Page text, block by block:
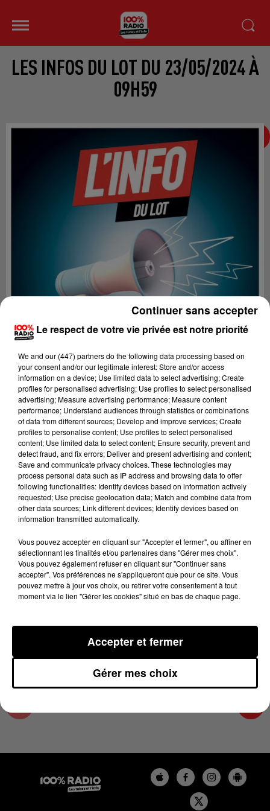
LES INFOS DU LOT DU 23/05/2024 À
09H59
Lecture (2 min 22 sec)
100%
100% Radio les infos du Lot
23 mai 2024 - 2 min 22 sec
LES INFOS DU LOT DU 23/05/2024 À 09H59
23/05/2024
Le respect de votre vie privée est notre priorité
We and our (447) partnersdo the following data processing based on
your consent and/or our legitimate interest: Store and/or access
information on a device; Use limited data to select advertising; Create
profiles for personalised advertising; Use profiles to select personalised
advertising; Measure advertising performance; Measure content
performance; Understand audiences through statistics or combinations
of data from different sources; Develop and improve services; Create
profiles to personalise content; Use profiles to select personalised
content; Use limited data to select content; Ensure security, prevent and
detect fraud, and fix errors; Deliver and present advertising and content;
Save and communicate privacy choices. These technologies may
process personal data such as IP address and browsing data to offer
following functionalities: Identify devices based on information actively
requested; Use precise geolocation data; Match and combine data from
other data sources; Link different devices; Identify devices based on
information transmitted automatically.
Vous pouvez accepter en cliquant sur "Accepter et fermer", ou affiner en
sélectionnant les finalités et/ou partenaires dans "Gérer mes choix".
Vous pouvez également refuser en cliquant sur "Continuer sans
accepter". Vos préférences ne s'appliqueront que pour ce site. Vous
pouvez mettre à jour vos choix, ou retirer votre consentement à tout
moment via le lien "Gérer les cookies" situé en bas de chaque page.
Gérer mes choix
Accepter et fermer
Continuer sans accepter